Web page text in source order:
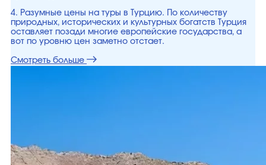
4. Разумные цены на туры в Турцию. По количеству
природных, исторических и культурных богатств Турция
оставляет позади многие европейские государства, а
вот по уровню цен заметно отстает.
Смотреть больше